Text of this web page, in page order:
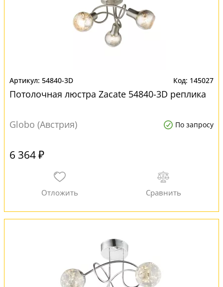
54840-3D 145027
Потолочная люстра Zacate 54840-3D реплика
Globo (Австрия) По запросу
6 364 ₽